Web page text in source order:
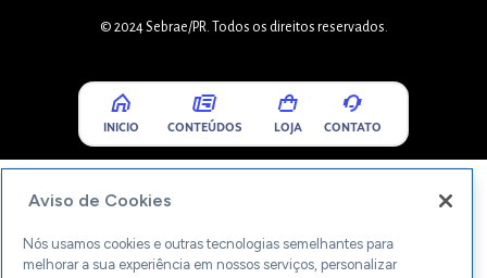
© 2024 Sebrae/PR. Todos os direitos reservados.
INICIO CONTEÚDOS LOJA CONTATO
Aviso de Cookies
Nós usamos cookies e outras tecnologias semelhantes para
melhorar a sua experiência em nossos serviços, personalizar